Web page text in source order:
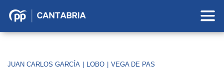
Partido
Cantabria
JUAN CARLOS GARCÍA LOBO VEGA DE PAS